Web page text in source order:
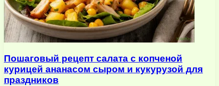
Пошаговый рецепт салата с копченой
курицей ананасом сыром и кукурузой для
праздников